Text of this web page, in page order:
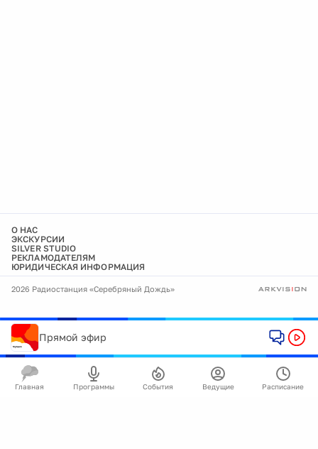
О НАС
ЭКСКУРСИИ
SILVER STUDIO
РЕКЛАМОДАТЕЛЯМ
ЮРИДИЧЕСКАЯ ИНФОРМАЦИЯ
2026 Радиостанция «Серебряный Дождь»
Прямой эфир
Главная Программы События Ведущие Расписание